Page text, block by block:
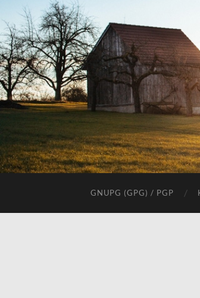
GNUPG (GPG) / PGP